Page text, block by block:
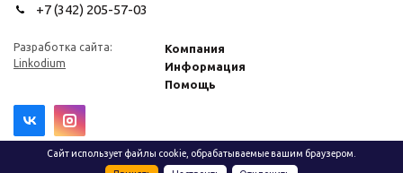
+7 (342) 205-57-03
Разработка сайта:
Linkodium
Компания
Информация
Помощь
Сайт использует файлы cookie, обрабатываемые вашим браузером.